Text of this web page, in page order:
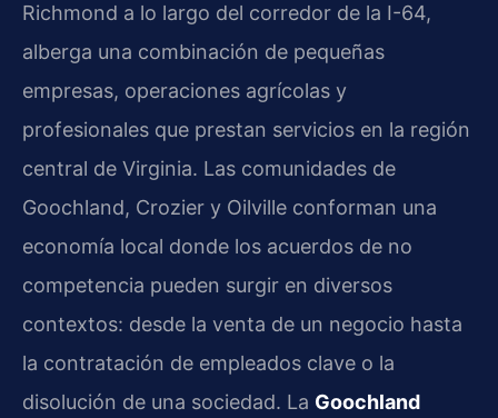
Richmond a lo largo del corredor de la I-64,
alberga una combinación de pequeñas
empresas, operaciones agrícolas y
profesionales que prestan servicios en la región
central de Virginia. Las comunidades de
Goochland, Crozier y Oilville conforman una
economía local donde los acuerdos de no
competencia pueden surgir en diversos
contextos: desde la venta de un negocio hasta
la contratación de empleados clave o la
disolución de una sociedad. La Goochland